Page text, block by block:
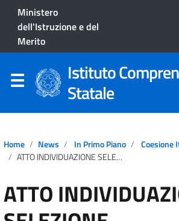
Ministero
dell'Istruzione e del
Merito
Istituto
Statale
Home News In Primo Piano
Coesione
ATTO INDIVIDUAZIONE SELEZIONE INTERNA/ALTRE SCUOLE/ESTERNA PER REFERENTE A SUPPORTO DEL PROGETTO PROGRESSI – LINEA AIUTIAMOCI TERZA ANNUALITA’
ATTO